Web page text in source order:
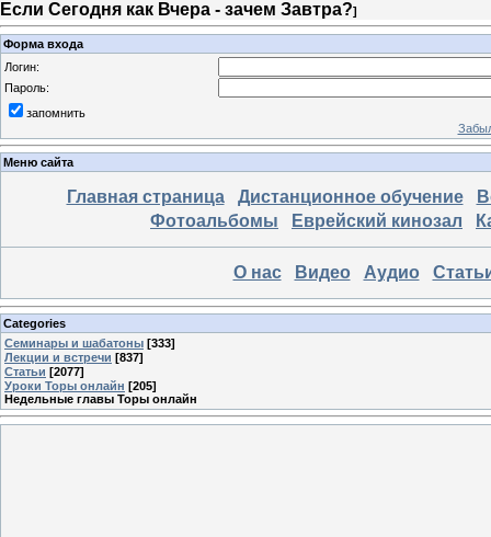
Если Сегодня как Вчера - зачем Завтра?]
Форма входа
Логин:
Пароль:
запомнить
Меню сайта
Главная страница Дистанционное обучение
Фотоальбомы
Еврейский кинозал
О нас Видео Аудио
Categories
Семинары и шабатоны [333]
Лекции и встречи [837]
Статьи [2077]
Уроки Торы онлайн [205]
Недельные главы Торы онлайн